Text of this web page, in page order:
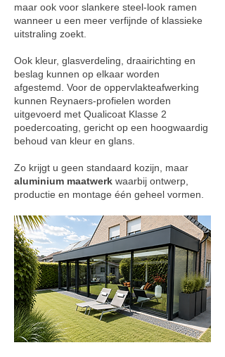
maar ook voor slankere steel-look ramen
wanneer u een meer verfijnde of klassieke
uitstraling zoekt.
Ook kleur, glasverdeling, draairichting en
beslag kunnen op elkaar worden
afgestemd. Voor de oppervlakteafwerking
kunnen Reynaers-profielen worden
uitgevoerd met Qualicoat Klasse 2
poedercoating, gericht op een hoogwaardig
behoud van kleur en glans.
Zo krijgt u geen standaard kozijn, maar
aluminium maatwerk waarbij ontwerp,
productie en montage één geheel vormen.